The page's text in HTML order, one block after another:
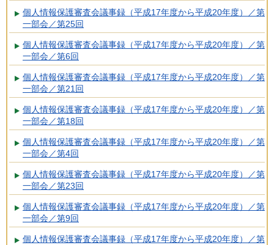
個人情報保護審査会議事録（平成17年度から平成20年度）／第
一部会／第25回
個人情報保護審査会議事録（平成17年度から平成20年度）／第
一部会／第6回
個人情報保護審査会議事録（平成17年度から平成20年度）／第
一部会／第21回
個人情報保護審査会議事録（平成17年度から平成20年度）／第
一部会／第18回
個人情報保護審査会議事録（平成17年度から平成20年度）／第
一部会／第4回
個人情報保護審査会議事録（平成17年度から平成20年度）／第
一部会／第23回
個人情報保護審査会議事録（平成17年度から平成20年度）／第
一部会／第9回
個人情報保護審査会議事録（平成17年度から平成20年度）／第